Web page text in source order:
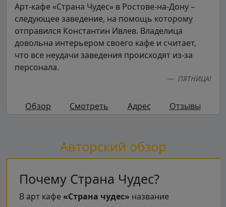
Арт-кафе «Страна Чудес» в Ростове-на-Дону –
следующее заведение, на помощь которому
отправился Константин Ивлев. Владелица
довольна интерьером своего кафе и считает,
что все неудачи заведения происходят из-за
персонала.
ПЯТНИЦА!
Обзор Смотреть Адрес Отзывы
Авторский обзор
Почему Страна Чудес?
В арт кафе «Страна чудес» название